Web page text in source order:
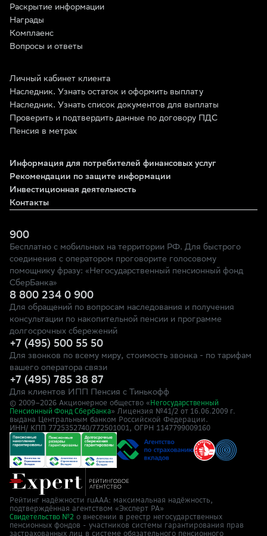
Раскрытие информации
Награды
Комплаенс
Вопросы и ответы
Личный кабинет клиента
Наследник. Узнать остаток и оформить выплату
Наследник. Узнать список документов для выплаты
Проверить и подтвердить данные по договору ПДС
Пенсия в метрах
Информация для потребителей финансовых услуг
Рекомендации по защите информации
Инвестиционная деятельность
Контакты
900
Бесплатно с мобильных на территории РФ. Для быстрого
соединения с оператором проговорите голосовому
помощнику фразу: «Негосударственный пенсионный фонд
СберБанка»
8 800 234 0 900
Для обращений по вопросам наследования и получения
консультации по накопительной пенсии и программе
долгосрочных сбережений
+7 (495) 500 55 50
Для звонков по всему миру, стоимость звонка - по тарифам
вашего оператора связи
+7 (495) 785 38 87
Для клиентов ИПП Пенсия с Тинькофф
© 2009–2026 Акционерное общество « Негосударственный
Пенсионный Фонд Сбербанка» Лицензия №41/2 от 16.06.2009 г.
выдана Центральным банком Российской Федерации.
ИНН/ КПП 7725352740/772501001, ОГРН 1147799009160
Рейтинг надёжности ruAAA: максимальная надёжность,
подтверждённая агентством «Эксперт РА»
Свидетельство №2 о внесении в реестр негосударственных
пенсионных фондов - участников системы гарантирования прав
застрахованных лиц в системе обязательного пенсионного